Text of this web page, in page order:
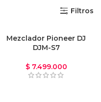
Filtros
VENDIDO
Mezclador Pioneer DJ
DJM-S7
$7.499.000